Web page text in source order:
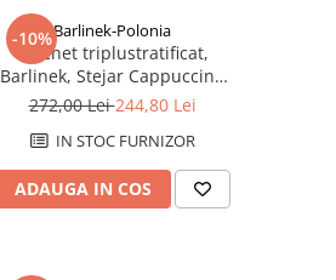
-10%Barlinek-Polonia
Parchet triplustratificat,
Barlinek, Stejar Cappuccino
Grande
272,00 Lei244,80 Lei
IN STOC FURNIZOR
ADAUGA IN COS